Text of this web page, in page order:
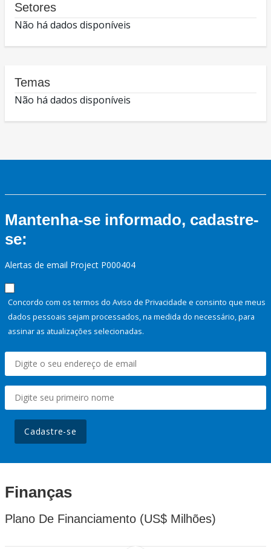
Setores
Não há dados disponíveis
Temas
Não há dados disponíveis
Mantenha-se informado, cadastre-
se:
Alertas de email Project P000404
Concordo com os termos do Aviso de Privacidade e consinto que meus
dados pessoais sejam processados, na medida do necessário, para
assinar as atualizações selecionadas.
Cadastre-se
Finanças
Plano De Financiamento (US$ Milhões)